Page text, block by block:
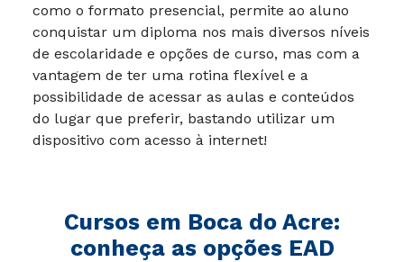
como o formato presencial, permite ao aluno
conquistar um diploma nos mais diversos níveis
de escolaridade e opções de curso, mas com a
vantagem de ter uma rotina flexível e a
possibilidade de acessar as aulas e conteúdos
do lugar que preferir, bastando utilizar um
dispositivo com acesso à internet!
Cursos em Boca do Acre:
conheça as opções EAD